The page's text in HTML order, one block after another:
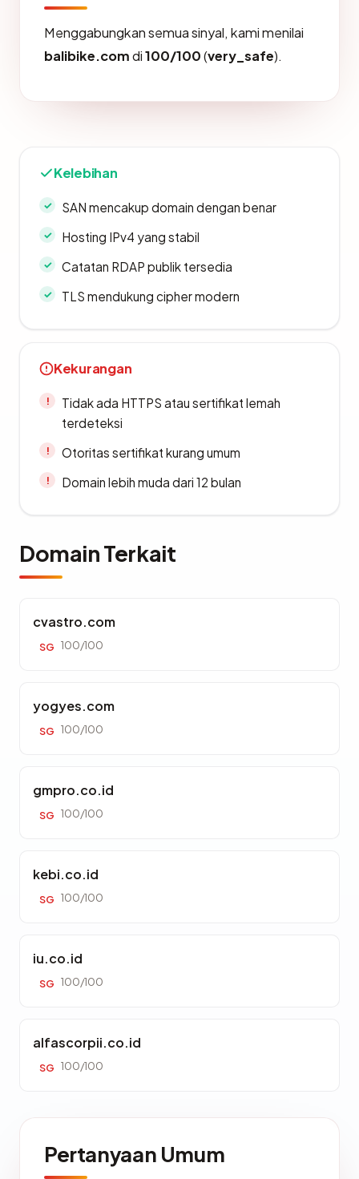
Menggabungkan semua sinyal, kami menilai
balibike.comdi100/100(very_safe).
Kelebihan
SAN mencakup domain dengan benar
Hosting IPv4 yang stabil
Catatan RDAP publik tersedia
TLS mendukung cipher modern
Kekurangan
Tidak ada HTTPS atau sertifikat lemah
terdeteksi
Otoritas sertifikat kurang umum
Domain lebih muda dari 12 bulan
Domain Terkait
cvastro.com
SG 100/100
yogyes.com
SG 100/100
gmpro.co.id
SG 100/100
kebi.co.id
SG 100/100
iu.co.id
SG 100/100
alfascorpii.co.id
SG 100/100
Pertanyaan Umum